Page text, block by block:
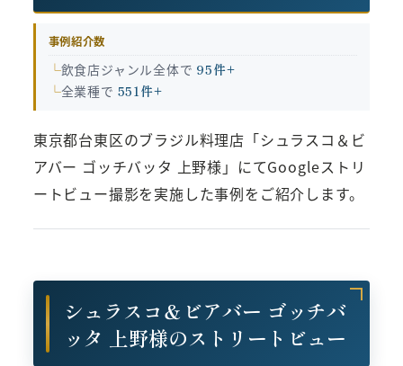
事例紹介数
飲食店ジャンル全体で 95件+
全業種で 551件+
東京都台東区のブラジル料理店「シュラスコ＆ビ
アバー ゴッチバッタ 上野様」にてGoogleストリ
ートビュー撮影を実施した事例をご紹介します。
シュラスコ＆ビアバー ゴッチバ
ッタ 上野様のストリートビュー